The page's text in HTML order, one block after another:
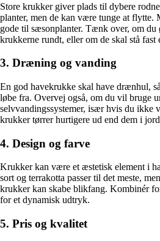
Store krukker giver plads til dybere
planter, men de kan være tunge at
gode til sæsonplanter. Tænk over, om du
krukkerne rundt, eller om de skal stå fast
3. Dræning og vanding
En god havekrukke skal have drænhul,
løbe fra. Overvej også, om du vil bruge
selvvandingssystemer, især hvis du ikke
krukker tørrer hurtigere ud end dem i
4. Design og farve
Krukker kan være et æstetisk element i
sort og terrakotta passer til det meste,
krukker kan skabe blikfang. Kombinér
for et dynamisk udtryk.
5. Pris og kvalitet